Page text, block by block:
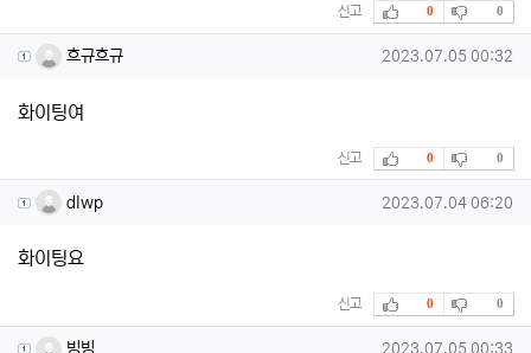
신고 추천
0 비추천
0
흐규흐규님의 댓글
흐규흐규 작성일
2023.07.05 00:32
화이팅여
신고 추천
0 비추천
0
dlwp님의 댓글
dlwp 작성일
2023.07.04 06:20
화이팅요
신고 추천
0 비추천
0
빙빙 작성일
2023.07.05 00:33